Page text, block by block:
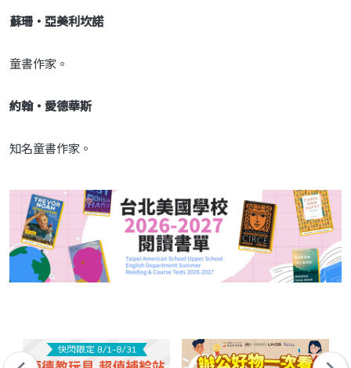
蘇珊・亞美利坎諾
童書作家。
約翰・愛德華斯
知名童書作家。